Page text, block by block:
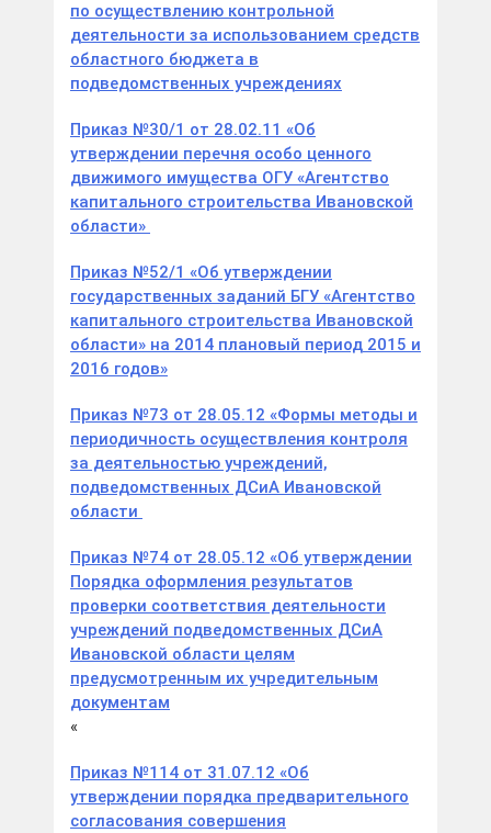
по осуществлению контрольной
деятельности за использованием средств
областного бюджета в
подведомственных учреждениях
Приказ №30/1 от 28.02.11 «Об
утверждении перечня особо ценного
движимого имущества ОГУ «Агентство
капитального строительства Ивановской
области»
Приказ №52/1 «Об утверждении
государственных заданий БГУ «Агентство
капитального строительства Ивановской
области» на 2014 плановый период 2015 и
2016 годов»
Приказ №73 от 28.05.12 «Формы методы и
периодичность осуществления контроля
за деятельностью учреждений,
подведомственных ДСиА Ивановской
области
Приказ №74 от 28.05.12 «Об утверждении
Порядка оформления результатов
проверки соответствия деятельности
учреждений подведомственных ДСиА
Ивановской области целям
предусмотренным их учредительным
документам
«
Приказ №114 от 31.07.12 «Об
утверждении порядка предварительного
согласования совершения